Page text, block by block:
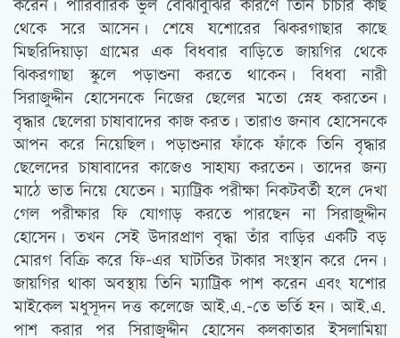
করেন। পারিবারিক ভুল বোঝাবুঝির কারণে তিনি চাচার কাছ
থেকে সরে আসেন। শেষে যশোরের ঝিকরগাছার কাছে
মিছরিদিয়াড়া গ্রামের এক বিধবার বাড়িতে জায়গির থেকে
ঝিকরগাছা স্কুলে পড়াশুনা করতে থাকেন। বিধবা নারী
সিরাজুদ্দীন হোসেনকে নিজের ছেলের মতো স্নেহ করতেন।
বৃদ্ধার ছেলেরা চাষাবাদের কাজ করত। তারাও জনাব হোসেনকে
আপন করে নিয়েছিল। পড়াশুনার ফাঁকে ফাঁকে তিনি বৃদ্ধার
ছেলেদের চাষাবাদের কাজেও সাহায্য করতেন। তাদের জন্য
মাঠে ভাত নিয়ে যেতেন। ম্যাট্রিক পরীক্ষা নিকটবর্তী হলে দেখা
গেল পরীক্ষার ফি যোগাড় করতে পারছেন না সিরাজুদ্দীন
হোসেন। তখন সেই উদারপ্রাণ বৃদ্ধা তাঁর বাড়ির একটি বড়
মোরগ বিক্রি করে ফি-এর ঘাটতির টাকার সংস্থান করে দেন।
জায়গির থাকা অবস্থায় তিনি ম্যাট্রিক পাশ করেন এবং যশোর
মাইকেল মধুসূদন দত্ত কলেজে আই.এ.-তে ভর্তি হন। আই.এ.
পাশ করার পর সিরাজুদ্দীন হোসেন কলকাতার ইসলামিয়া